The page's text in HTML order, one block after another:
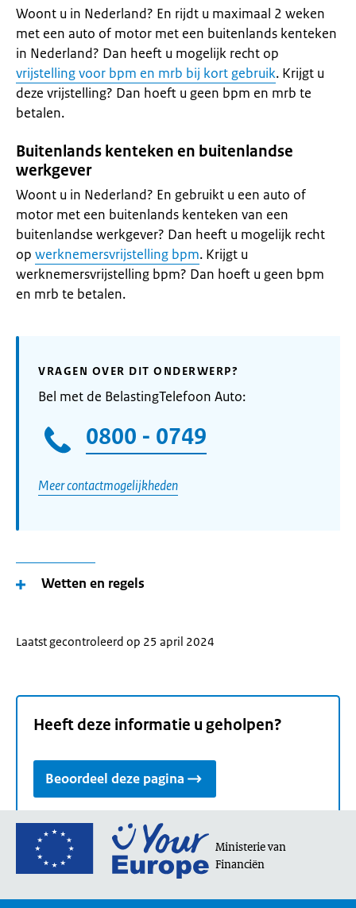
Woont u in Nederland? En rijdt u maximaal 2 weken
met een auto of motor met een buitenlands kenteken
in Nederland? Dan heeft u mogelijk recht op
vrijstelling voor bpm en mrb bij kort gebruik. Krijgt u
deze vrijstelling? Dan hoeft u geen bpm en mrb te
betalen.
Buitenlands kenteken en buitenlandse
werkgever
Woont u in Nederland? En gebruikt u een auto of
motor met een buitenlands kenteken van een
buitenlandse werkgever? Dan heeft u mogelijk recht
op werknemersvrijstelling bpm. Krijgt u
werknemersvrijstelling bpm? Dan hoeft u geen bpm
en mrb te betalen.
VRAGEN OVER DIT ONDERWERP?
Bel met de BelastingTelefoon Auto:
0800 - 0749
Meer contactmogelijkheden
Wetten en regels
Laatst gecontroleerd op 25 april 2024
Heeft deze informatie u geholpen?
Beoordeel deze pagina
Ga
naar
de
Ministerie van
Financiën